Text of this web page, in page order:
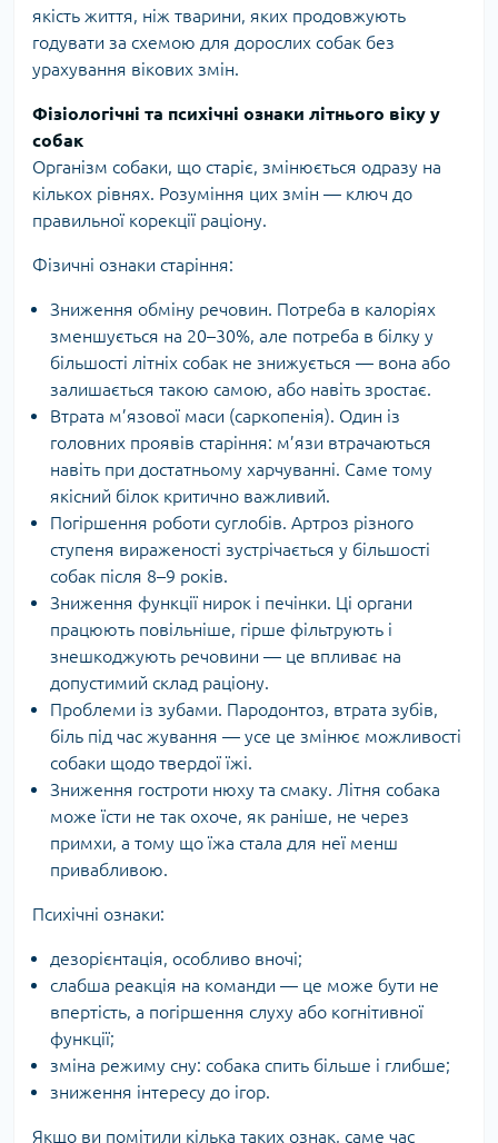
якість життя, ніж тварини, яких продовжують
годувати за схемою для дорослих собак без
урахування вікових змін.
Фізіологічні та психічні ознаки літнього віку у
собак
Організм собаки, що старіє, змінюється одразу на
кількох рівнях. Розуміння цих змін — ключ до
правильної корекції раціону.
Фізичні ознаки старіння:
Зниження обміну речовин. Потреба в калоріях
зменшується на 20–30%, але потреба в білку у
більшості літніх собак не знижується — вона або
залишається такою самою, або навіть зростає.
Втрата м’язової маси (саркопенія). Один із
головних проявів старіння: м’язи втрачаються
навіть при достатньому харчуванні. Саме тому
якісний білок критично важливий.
Погіршення роботи суглобів. Артроз різного
ступеня вираженості зустрічається у більшості
собак після 8–9 років.
Зниження функції нирок і печінки. Ці органи
працюють повільніше, гірше фільтрують і
знешкоджують речовини — це впливає на
допустимий склад раціону.
Проблеми із зубами. Пародонтоз, втрата зубів,
біль під час жування — усе це змінює можливості
собаки щодо твердої їжі.
Зниження гостроти нюху та смаку. Літня собака
може їсти не так охоче, як раніше, не через
примхи, а тому що їжа стала для неї менш
привабливою.
Психічні ознаки:
дезорієнтація, особливо вночі;
слабша реакція на команди — це може бути не
впертість, а погіршення слуху або когнітивної
функції;
зміна режиму сну: собака спить більше і глибше;
зниження інтересу до ігор.
Якщо ви помітили кілька таких ознак, саме час